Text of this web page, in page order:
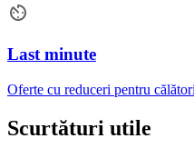
Last minute
Oferte cu reduceri pentru
Scurtături utile